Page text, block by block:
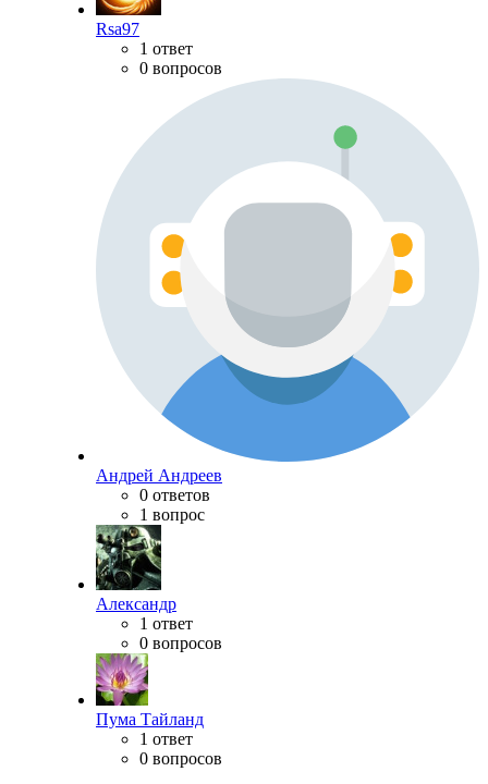
Rsa97
1 ответ
0 вопросов
Андрей Андреев
0 ответов
1 вопрос
Александр
1 ответ
0 вопросов
Пума Тайланд
1 ответ
0 вопросов